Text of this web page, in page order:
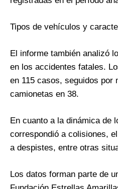
Tipos de vehículos y
El informe también analizó
en los accidentes fatales.
en 115 casos, seguidos por
camionetas en 38.
En cuanto a la dinámica de
correspondió a colisiones,
a despistes, entre otras
Los datos forman parte de